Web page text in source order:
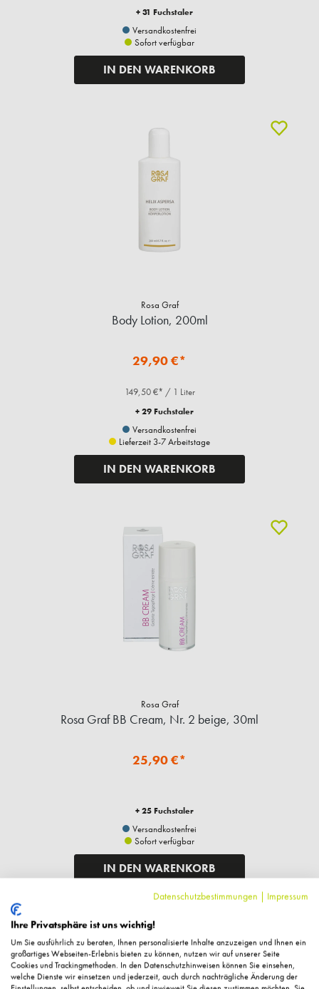
+ 31 Fuchstaler
Versandkostenfrei
Sofort verfügbar
IN DEN WARENKORB
Rosa Graf
Body Lotion, 200ml
29,90 €*
149,50 €* / 1 Liter
+ 29 Fuchstaler
Versandkostenfrei
Lieferzeit 3-7 Arbeitstage
IN DEN WARENKORB
Rosa Graf
Rosa Graf BB Cream, Nr. 2 beige, 30ml
25,90 €*
+ 25 Fuchstaler
Versandkostenfrei
Sofort verfügbar
IN DEN WARENKORB
Datenschutzbestimmungen | Impressum
Ihre Privatsphäre ist uns wichtig!
Um Sie ausführlich zu beraten, Ihnen personalisierte Inhalte anzuzeigen und Ihnen ein
großartiges Webseiten-Erlebnis bieten zu können, nutzen wir auf unserer Seite
Cookies und Trackingmethoden. In den Datenschutzhinweisen können Sie einsehen,
welche Dienste wir einsetzen und jederzeit, auch durch nachträgliche Änderung der